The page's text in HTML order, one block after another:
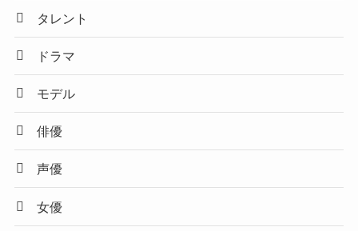
タレント
ドラマ
モデル
俳優
声優
女優